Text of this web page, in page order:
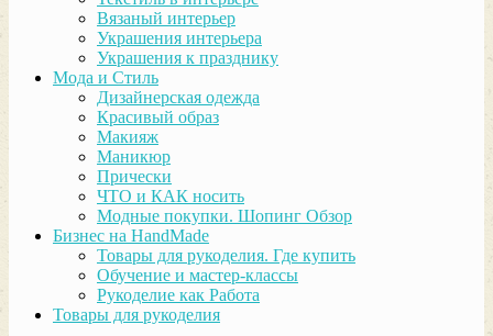
Вязаный интерьер
Украшения интерьера
Украшения к празднику
Мода и Стиль
Дизайнерская одежда
Красивый образ
Макияж
Маникюр
Прически
ЧТО и КАК носить
Модные покупки. Шопинг Обзор
Бизнес на HandMade
Товары для рукоделия. Где купить
Обучение и мастер-классы
Рукоделие как Работа
Товары для рукоделия